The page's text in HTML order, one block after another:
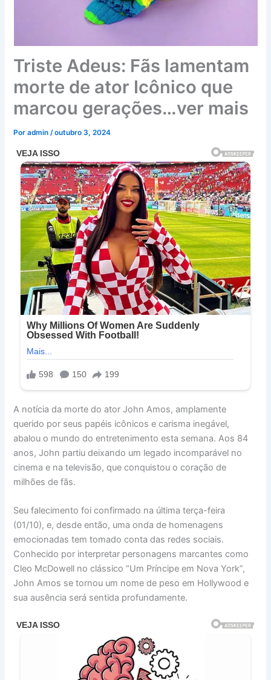
Triste Adeus: Fãs lamentam
morte de ator Icônico que
marcou gerações…ver mais
Poradmin/outubro 3, 2024
A notícia da morte do ator John Amos, amplamente
querido por seus papéis icônicos e carisma inegável,
abalou o mundo do entretenimento esta semana. Aos 84
anos, John partiu deixando um legado incomparável no
cinema e na televisão, que conquistou o coração de
milhões de fãs.
Seu falecimento foi confirmado na última terça-feira
(01/10), e, desde então, uma onda de homenagens
emocionadas tem tomado conta das redes sociais.
Conhecido por interpretar personagens marcantes como
Cleo McDowell no clássico “Um Príncipe em Nova York”,
John Amos se tornou um nome de peso em Hollywood e
sua ausência será sentida profundamente.